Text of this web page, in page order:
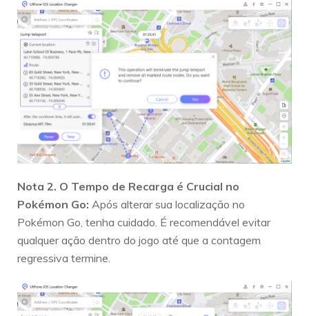
Nota 2. O Tempo de Recarga é Crucial no
Pokémon Go: Após alterar sua localização no
Pokémon Go, tenha cuidado. É recomendável evitar
qualquer ação dentro do jogo até que a contagem
regressiva termine.